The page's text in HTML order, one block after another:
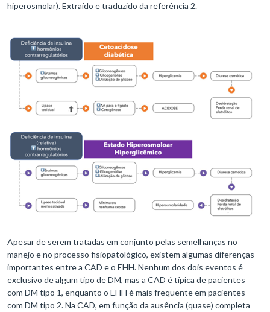
hiperosmolar). Extraído e traduzido da referência 2.
Apesar de serem tratadas em conjunto pelas semelhanças no
manejo e no processo fisiopatológico, existem algumas diferenças
importantes entre a CAD e o EHH. Nenhum dos dois eventos é
exclusivo de algum tipo de DM, mas a CAD é típica de pacientes
com DM tipo 1, enquanto o EHH é mais frequente em pacientes
com DM tipo 2. Na CAD, em função da ausência (quase) completa